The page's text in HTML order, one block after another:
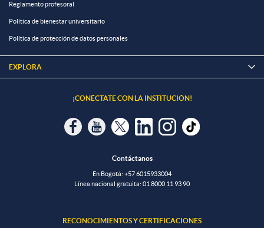
Reglamento profesoral
Política de bienestar universitario
Política de protección de datos personales
EXPLORA 
¡CONÉCTATE CON LA INSTITUCIÓN!
Contáctanos
En Bogotá: +57 6015933004
Línea nacional gratuita: 01 8000 11 93 90
RECONOCIMIENTOS Y CERTIFICACIONES